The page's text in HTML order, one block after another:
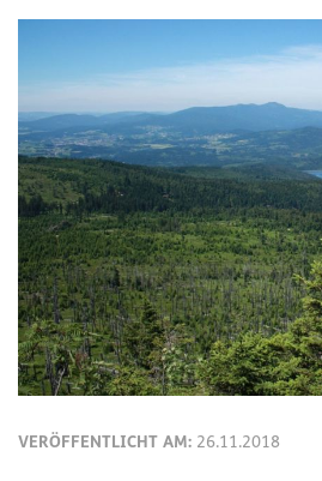
VERÖFFENTLICHT AM: 26.11.2018